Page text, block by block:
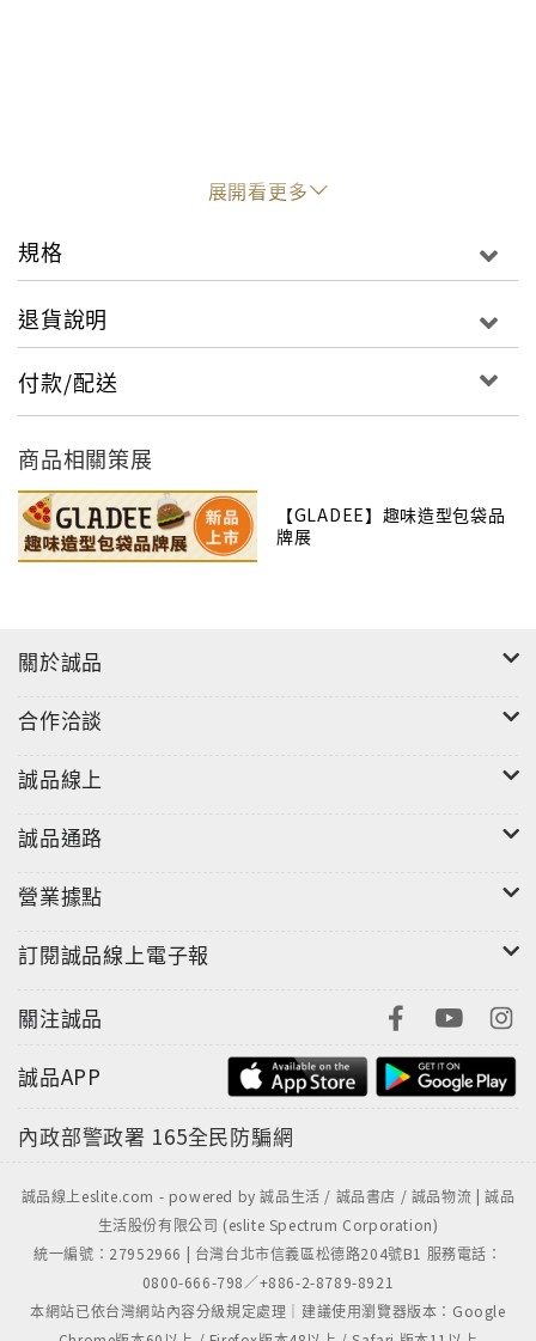
展開看更多
規格
退貨說明
付款/配送
商品相關策展
【GLADEE】趣味造型包袋品
牌展
關於誠品
合作洽談
誠品線上
誠品通路
營業據點
訂閱誠品線上電子報
關注誠品
誠品APP
內政部警政署 165全民防騙網
誠品線上eslite.com - powered by 誠品生活 / 誠品書店 / 誠品物流 | 誠品
生活股份有限公司 (eslite Spectrum Corporation)
統一編號：27952966 | 台灣台北市信義區松德路204號B1 服務電話：
0800-666-798／+886-2-8789-8921
本網站已依台灣網站內容分級規定處理｜建議使用瀏覽器版本：Google